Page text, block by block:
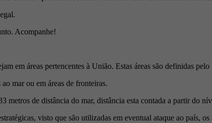
Acompanhe!
em áreas pertencentes à União. Estas áreas são definidas
mar ou em áreas de fronteiras.
metros de distância do mar, distância esta contada a partir do
visto que são utilizadas em eventual ataque ao país,